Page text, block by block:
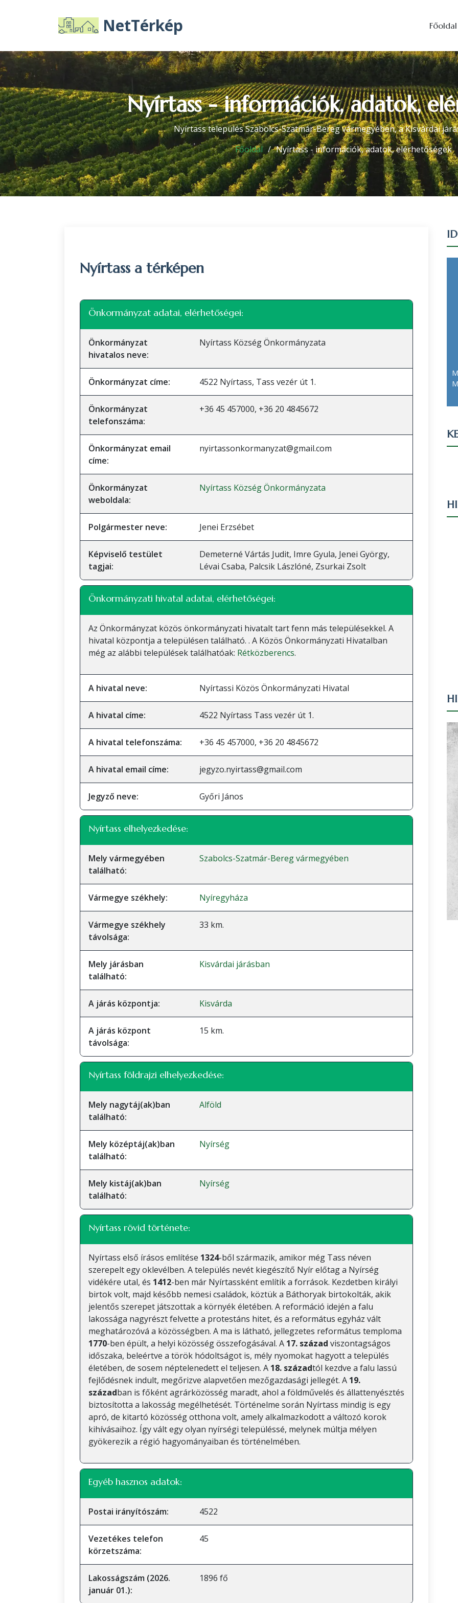
NetTérkép Főoldal
Nyírtass - információk, adatok,
Nyírtass település Szabolcs-Szatmár-Bereg vármegyében, a Kisvárdai
Főoldal
Nyírtass - információk, adatok, elérhetőségek
Nyírtass a térképen
+
Önkormányzat adatai, elérhetőségei:
Önkormányzat
hivatalos neve:
Nyírtass Község Önkormányzata
Önkormányzat címe: 4522 Nyírtass, Tass vezér út 1.
Önkormányzat
telefonszáma:
+36 45 457000, +36 20 4845672
Önkormányzat email
címe:
nyirtassonkormanyzat@gmail.com
Önkormányzat
weboldala:
Nyírtass Község Önkormányzata
Polgármester neve: Jenei Erzsébet
Képviselő testület
tagjai:
Demeterné Vártás Judit, Imre Gyula, Jenei György,
Lévai Csaba, Palcsik Lászlóné, Zsurkai Zsolt
Önkormányzati hivatal adatai, elérhetőségei:
Az Önkormányzat közös önkormányzati hivatalt tart fenn más településekkel. A
hivatal központja a településen található. . A Közös Önkormányzati Hivatalban
még az alábbi települések találhatóak: Rétközberencs.
A hivatal neve: Nyírtassi Közös Önkormányzati Hivatal
A hivatal címe: 4522 Nyírtass Tass vezér út 1.
A hivatal telefonszáma: +36 45 457000, +36 20 4845672
A hivatal email címe: jegyzo.nyirtass@gmail.com
Jegyző neve: Győri János
Nyírtass elhelyezkedése:
Mely vármegyében
található:
Szabolcs-Szatmár-Bereg vármegyében
Vármegye székhely: Nyíregyháza
Vármegye székhely
távolsága:
33 km.
Mely járásban
található:
Kisvárdai járásban
A járás központja: Kisvárda
A járás központ
távolsága:
15 km.
Nyírtass földrajzi elhelyezkedése:
Mely nagytáj(ak)ban
található:
Alföld
Mely középtáj(ak)ban
található:
Nyírség
Mely kistáj(ak)ban
található:
Nyírség
Nyírtass rövid története:
Nyírtass első írásos említése 1324-ből származik, amikor még Tass néven
szerepelt egy oklevélben. A település nevét kiegészítő Nyír előtag a Nyírség
vidékére utal, és 1412-ben már Nyírtassként említik a források. Kezdetben királyi
birtok volt, majd később nemesi családok, köztük a Báthoryak birtokolták, akik
jelentős szerepet játszottak a környék életében. A reformáció idején a falu
lakossága nagyrészt felvette a protestáns hitet, és a református egyház vált
meghatározóvá a közösségben. A ma is látható, jellegzetes református temploma
1770-ben épült, a helyi közösség összefogásával. A 17. század viszontagságos
időszaka, beleértve a török hódoltságot is, mély nyomokat hagyott a település
életében, de sosem néptelenedett el teljesen. A 18. századtól kezdve a falu lassú
fejlődésnek indult, megőrizve alapvetően mezőgazdasági jellegét. A 19.
században is főként agrárközösség maradt, ahol a földművelés és állattenyésztés
biztosította a lakosság megélhetését. Történelme során Nyírtass mindig is egy
apró, de kitartó közösség otthona volt, amely alkalmazkodott a változó korok
kihívásaihoz. Így vált egy olyan nyírségi településsé, melynek múltja mélyen
gyökerezik a régió hagyományaiban és történelmében.
Egyéb hasznos adatok:
Postai irányítószám: 4522
Vezetékes telefon
körzetszáma:
45
Lakosságszám (2026.
január 01.):
1896 fő